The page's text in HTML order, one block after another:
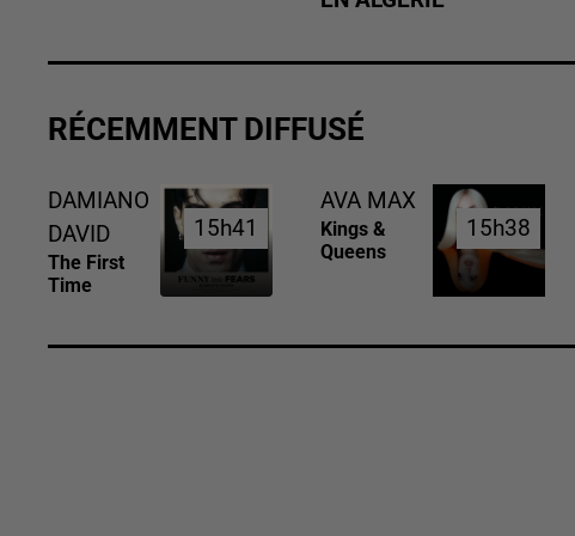
RÉCEMMENT DIFFUSÉ
DAMIANO
DAVID
The First
Time
15h41
15h41
AVA MAX
Kings &
Queens
15h38
15h38